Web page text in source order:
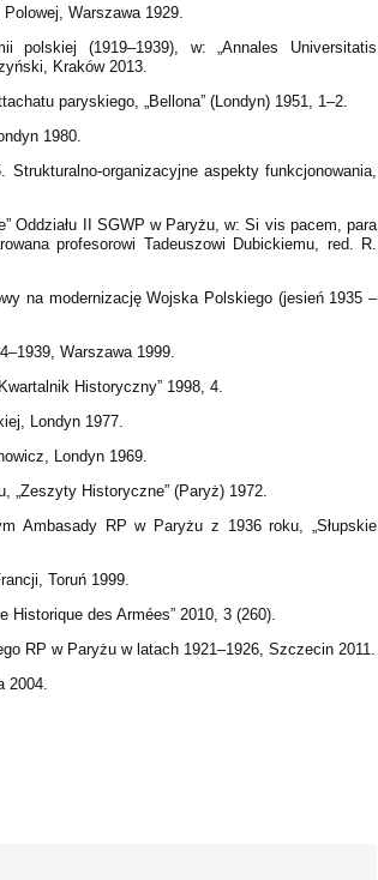
Warszawa 1929.
(1919–1939), w: „Annales Universitatis
Kraków 2013.
paryskiego, „Bellona” (Londyn) 1951, 1–2.
1980.
organizacyjne aspekty funkcjonowania,
Oddziału II SGWP w Paryżu, w: Si vis pacem, para
profesorowi Tadeuszowi Dubickiemu, red. R.
na modernizację Wojska Polskiego (jesień 1935 –
Warszawa 1999.
Historyczny” 1998, 4.
Londyn 1977.
Londyn 1969.
„Zeszyty Historyczne” (Paryż) 1972.
Ambasady RP w Paryżu z 1936 roku, „Słupskie
Toruń 1999.
Historique des Armées” 2010, 3 (260).
RP w Paryżu w latach 1921–1926, Szczecin 2011.
2004.